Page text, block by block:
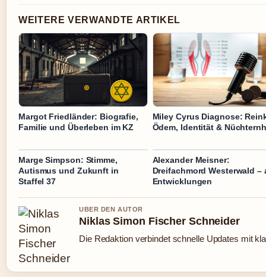
WEITERE VERWANDTE ARTIKEL
Margot Friedländer: Biografie,
Familie und Überleben im KZ
Miley Cyrus Diagnose:
Ödem, Identität &
Marge Simpson: Stimme,
Autismus und Zukunft in
Staffel 37
Alexander Meisner:
Dreifachmord Westerwald –
Entwicklungen
UBER DEN AUTOR
Niklas Simon Fischer Schneider
Die Redaktion verbindet schnelle Updates mit